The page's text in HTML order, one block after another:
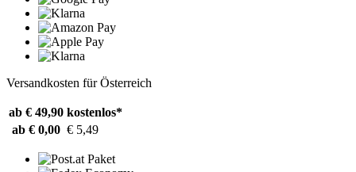
Versandkosten für Österreich
ab € 49,90 kostenlos*
ab € 0,00 € 5,49